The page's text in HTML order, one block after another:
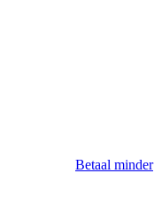
Betaal minder